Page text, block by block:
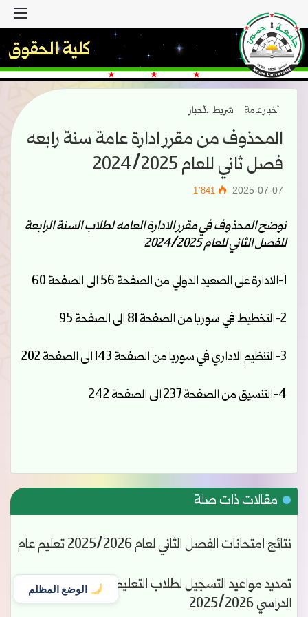
الوضع المظلم
كلية الحقوق
أخبار عامة شريط الأخبار
المحذوف من مقرر ادارة عامة سنة رابعه
فصل ثاني للعام 2024/2025
2025-07-07
نوضح المحذوف في مقرر الادارة العامه لطلاب السنة الرابعة
للفصل الثاني للعام 2024/2025
1-الادارة على الصعيد الدولي من الصفحة 56 الى الصفحة 60
2-التخطيط في سوريا من الصفحة 81 الى الصفحة 95
3-التنظيم الاداري في سوريا من الصفحة 143 الى الصفحة 202
4-التنسيق من الصفحة 237 الى الصفحة 242
مقالات ذات صلة
نتائج امتحانات الفصل الثاني لعام 2025/2026 تعليم عام
تمديد مواعيد التسجيل لطلاب التعليم المفتوح للعام
الدراسي 2025/2026